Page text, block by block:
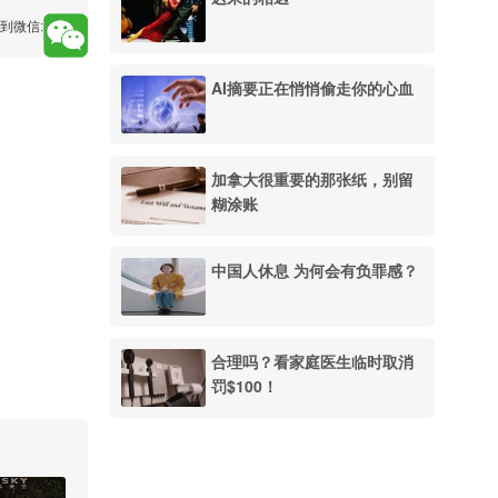
AI摘要正在悄悄偷走你的心血
加拿大很重要的那张纸，别留
糊涂账
中国人休息 为何会有负罪感？
合理吗？看家庭医生临时取消
罚$100！
微信: